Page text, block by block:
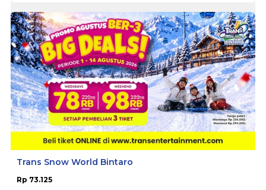
Trans Snow World Bintaro
Rp 73.125